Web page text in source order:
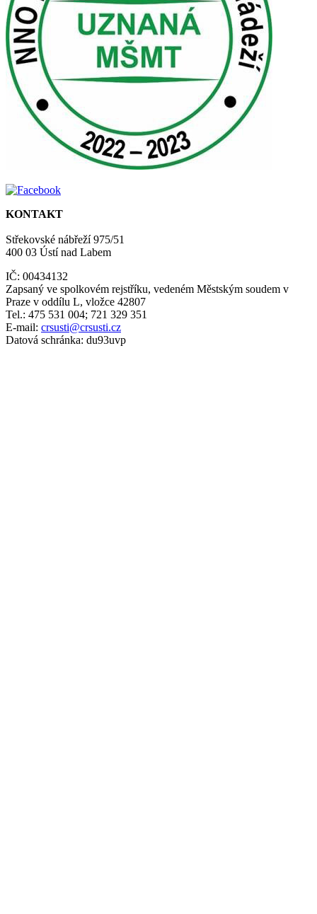
KONTAKT
Střekovské nábřeží 975/51
400 03 Ústí nad Labem
IČ: 00434132
Zapsaný ve spolkovém rejstříku, vedeném Městským soudem v
Praze v oddílu L, vložce 42807
Tel.: 475 531 004; 721 329 351
E-mail: crsusti@crsusti.cz
Datová schránka: du93uvp